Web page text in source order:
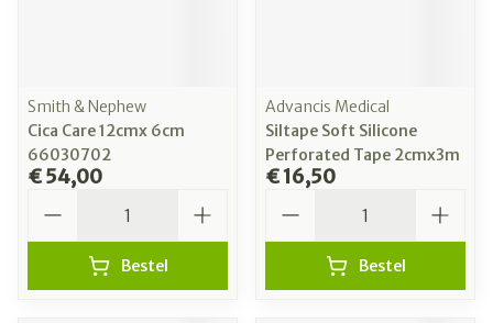
Smith & Nephew
Cica Care 12cmx 6cm
66030702
€ 54,00
Bestel
Advancis Medical
Siltape Soft Silicone
Perforated Tape 2cmx3m
€ 16,50
Bestel